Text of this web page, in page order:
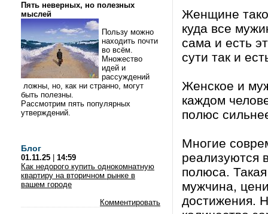
Пять неверных, но полезных
мыслей
Пользу можно
находить почти
во всём.
Множество
идей и
рассуждений
ложны, но, как ни странно, могут
быть полезны.
Рассмотрим пять популярных
утверждений.
Блог
01.11.25
14:59
Как недорого купить однокомнатную
квартиру на вторичном рынке в
вашем городе
Комментировать
Женщине
куда все
сама и есть
сути так и
Женское и
каждом
полюс
Многие
реализуются
полюса.
мужчина,
достижения.